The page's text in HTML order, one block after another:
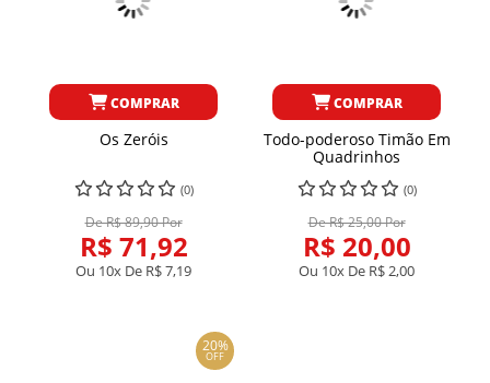
COMPRAR
Os Zeróis
(0)
De R$ 89,90 Por
R$ 71,92
Ou 10x De R$ 7,19
COMPRAR
Todo-poderoso Timão Em
Quadrinhos
(0)
De R$ 25,00 Por
R$ 20,00
Ou 10x De R$ 2,00
20%
OFF